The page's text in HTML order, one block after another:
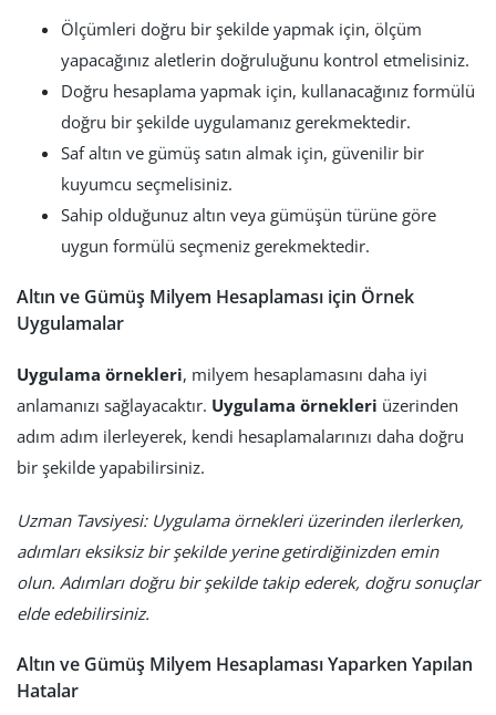
Ölçümleri doğru bir şekilde yapmak için, ölçüm
yapacağınız aletlerin doğruluğunu kontrol etmelisiniz.
Doğru hesaplama yapmak için, kullanacağınız formülü
doğru bir şekilde uygulamanız gerekmektedir.
Saf altın ve gümüş satın almak için, güvenilir bir
kuyumcu seçmelisiniz.
Sahip olduğunuz altın veya gümüşün türüne göre
uygun formülü seçmeniz gerekmektedir.
Altın ve Gümüş Milyem Hesaplaması için Örnek
Uygulamalar
Uygulama örnekleri, milyem hesaplamasını daha iyi
anlamanızı sağlayacaktır. Uygulama örnekleri üzerinden
adım adım ilerleyerek, kendi hesaplamalarınızı daha doğru
bir şekilde yapabilirsiniz.
Uzman Tavsiyesi: Uygulama örnekleri üzerinden ilerlerken,
adımları eksiksiz bir şekilde yerine getirdiğinizden emin
olun. Adımları doğru bir şekilde takip ederek, doğru sonuçlar
elde edebilirsiniz.
Altın ve Gümüş Milyem Hesaplaması Yaparken Yapılan
Hatalar